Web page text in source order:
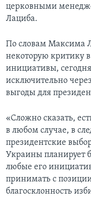
церковными
Лациба.
По словам Максима
некоторую критику
инициативы,
исключительно
выгоды для
«Сложно сказать,
в любом случае, в
президентские
Украины планирует
любые его
принимать с
благосклонность